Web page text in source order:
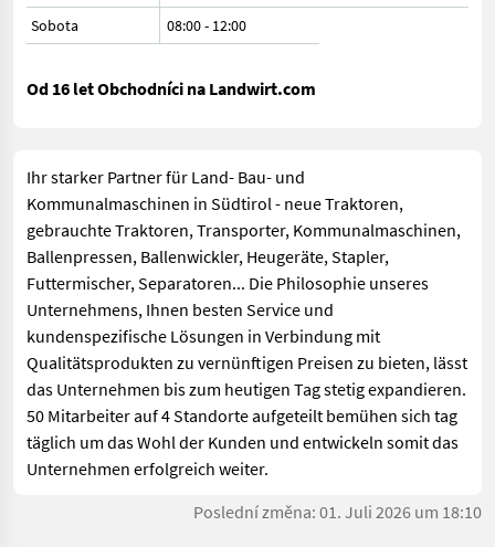
Sobota
08:00- 12:00
Od 16 let Obchodníci na Landwirt.com
Ihr starker Partner für Land- Bau- und
Kommunalmaschinen in Südtirol - neue Traktoren,
gebrauchte Traktoren, Transporter, Kommunalmaschinen,
Ballenpressen, Ballenwickler, Heugeräte, Stapler,
Futtermischer, Separatoren... Die Philosophie unseres
Unternehmens, Ihnen besten Service und
kundenspezifische Lösungen in Verbindung mit
Qualitätsprodukten zu vernünftigen Preisen zu bieten, lässt
das Unternehmen bis zum heutigen Tag stetig expandieren.
50 Mitarbeiter auf 4 Standorte aufgeteilt bemühen sich tag
täglich um das Wohl der Kunden und entwickeln somit das
Unternehmen erfolgreich weiter.
Poslední změna: 01. Juli 2026 um 18:10